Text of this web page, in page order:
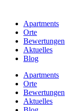
Apartments
Orte
Bewertungen
Aktuelles
Blog
Apartments
Orte
Bewertungen
Aktuelles